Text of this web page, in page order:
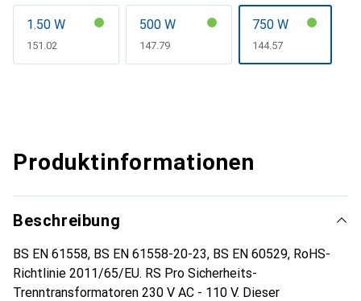
1.50 W
CHF
151.02
500 W
CHF
147.79
750 W
CHF
144.57
Produktinformationen
Beschreibung
BS EN 61558, BS EN 61558-20-23, BS EN 60529, RoHS-
Richtlinie 2011/65/EU. RS Pro Sicherheits-
Trenntransformatoren 230 V AC - 110 V. Dieser